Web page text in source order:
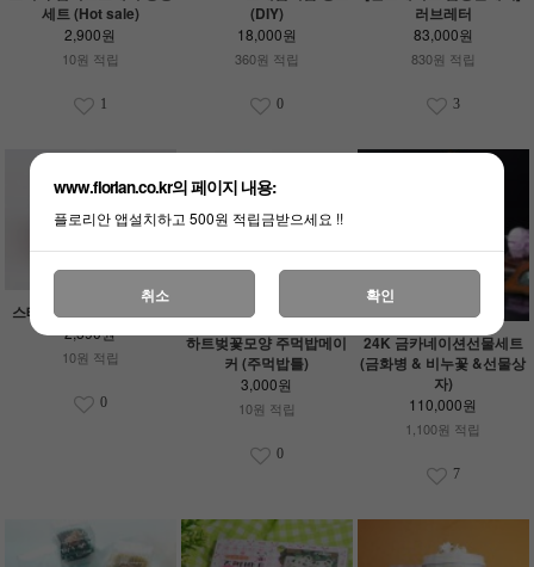
세트 (Hot sale)
2,900원
10원 적립
1
(DIY)
18,000원
360원 적립
0
러브레터
83,000원
830원 적립
3
스테인레스 계량컵 (cup)
2,590원
10원 적립
0
하트벚꽃모양 주먹밥메이
커 (주먹밥틀)
3,000원
10원 적립
0
24K 금카네이션선물세트
(금화병 & 비누꽃 &선물상
자)
110,000원
1,100원 적립
7
www.florian.co.kr의 페이지 내용:
플로리안 앱설치하고 500원 적립금받으세요 !!
취소 확인